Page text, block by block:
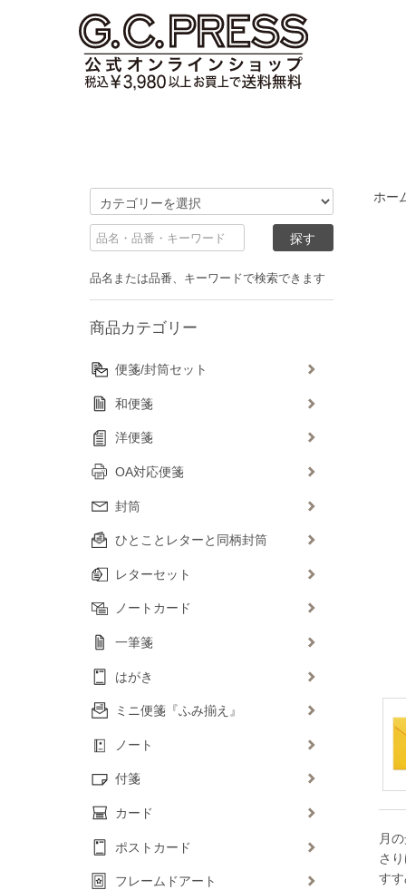
ホー
月
さ
す
品名または品番、キーワードで検索できます
商品カテゴリー
便箋/封筒セット
和便箋
洋便箋
OA対応便箋
封筒
ひとことレターと同柄封筒
レターセット
ノートカード
一筆箋
はがき
ミニ便箋『ふみ揃え』
ノート
付箋
カード
ポストカード
フレームドアート